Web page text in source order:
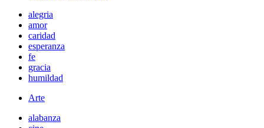
alegria
amor
caridad
esperanza
fe
gracia
humildad
Arte
alabanza